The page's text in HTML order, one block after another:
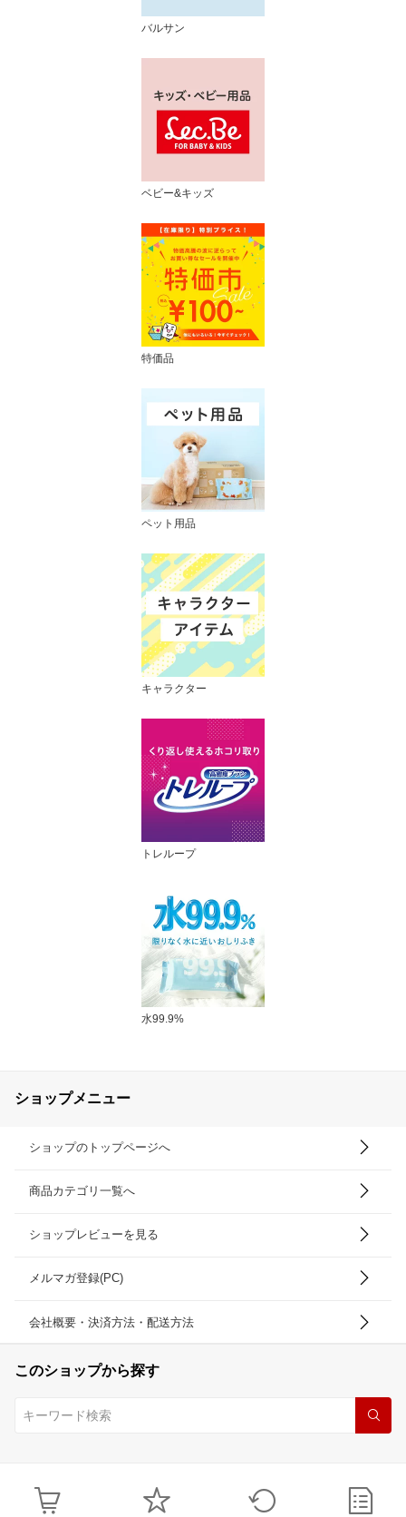
バルサン
ベビー&キッズ
特価品
ペット用品
キャラクター
トレループ
水99.9%
ショップメニュー
ショップのトップページへ
商品カテゴリ一覧へ
ショップレビューを見る
メルマガ登録(PC)
会社概要・決済方法・配送方法
このショップから探す